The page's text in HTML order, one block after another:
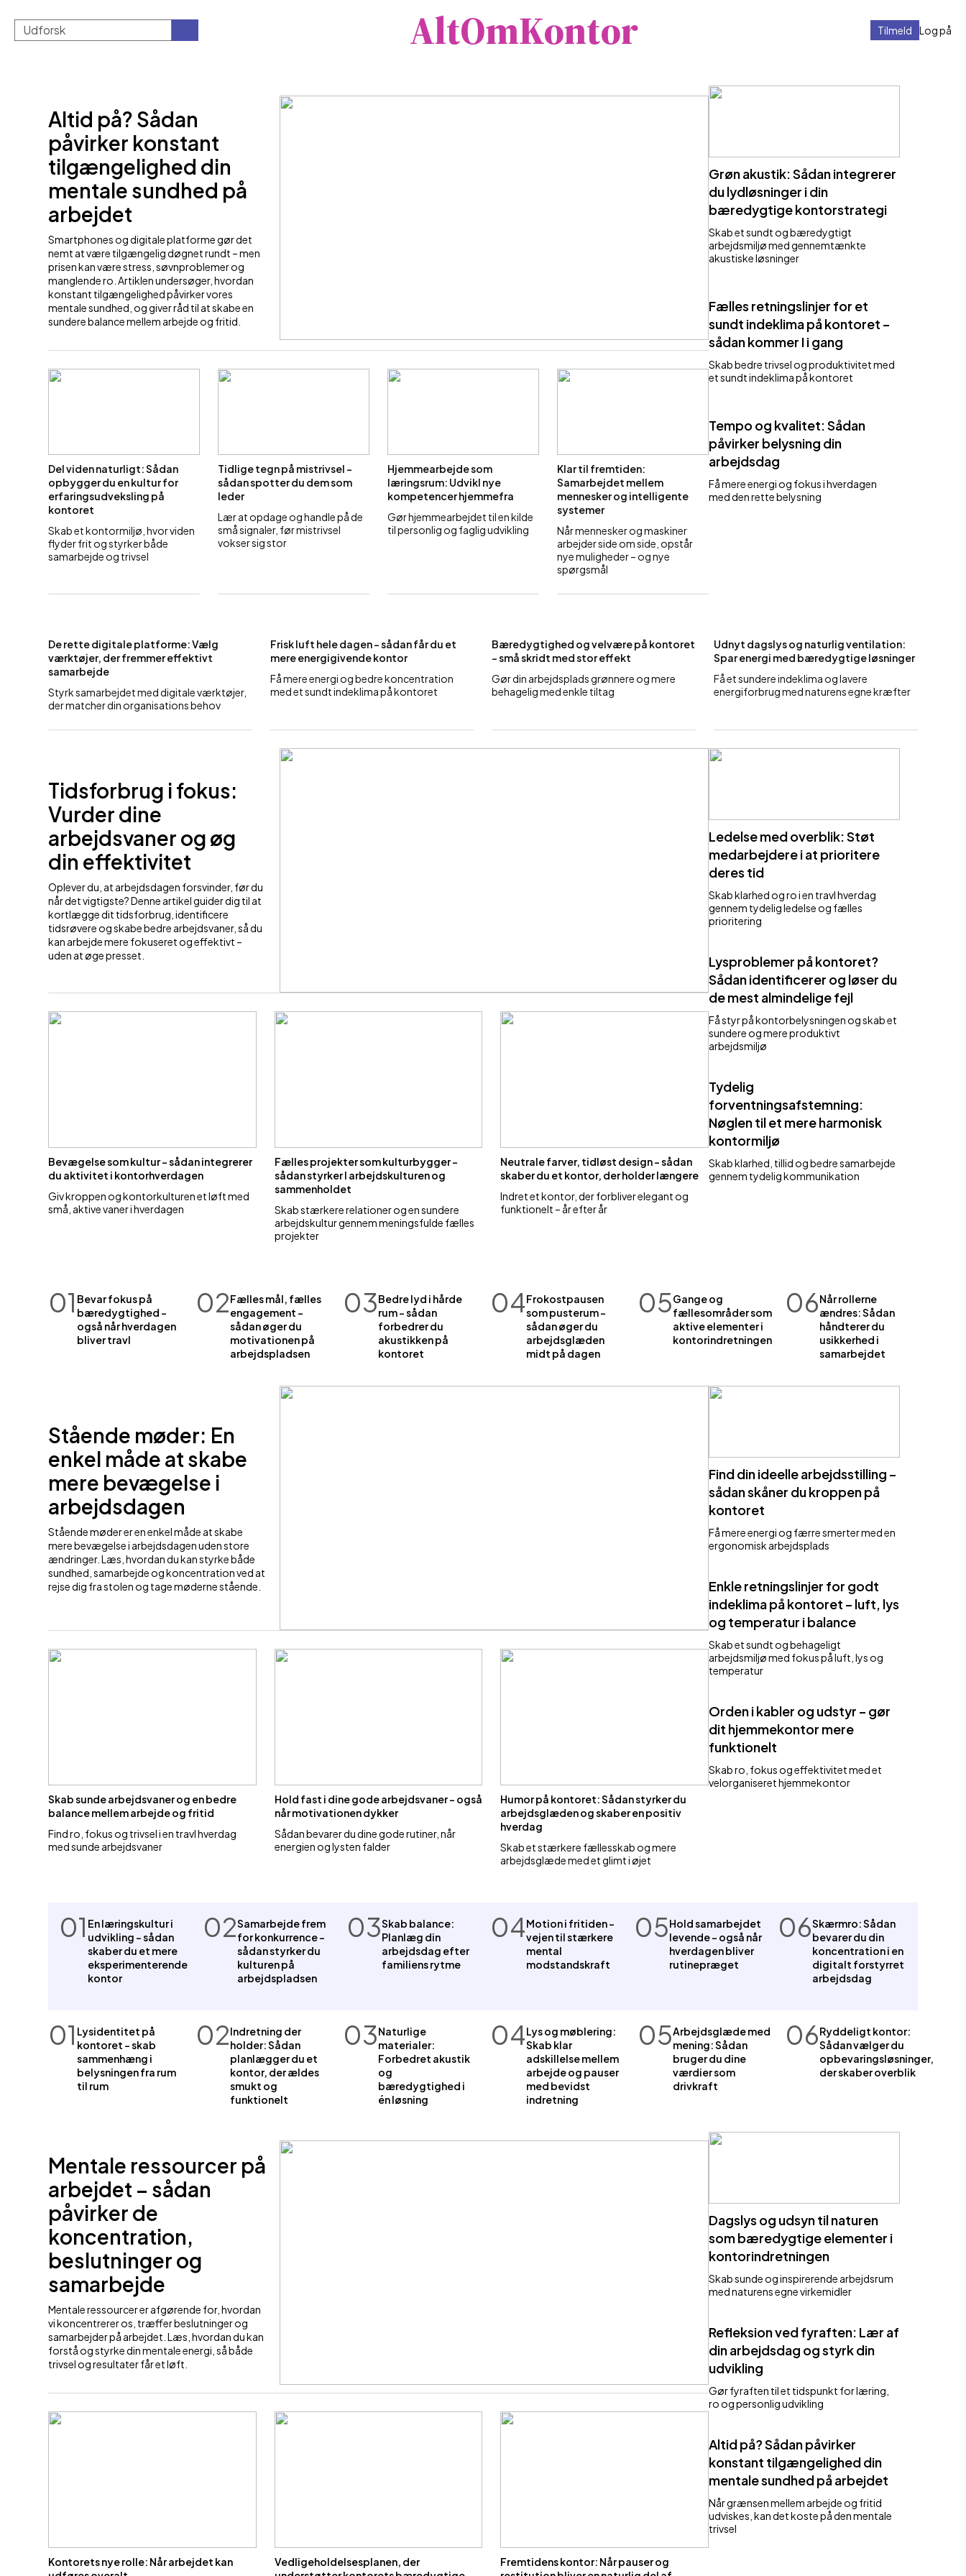
AltOmKontor Log på
Tilmeld
Altid på? Sådan
påvirker konstant
tilgængelighed din
mentale sundhed på
arbejdet
Smartphones og digitale platforme gør det
nemt at være tilgængelig døgnet rundt – men
prisen kan være stress, søvnproblemer og
manglende ro. Artiklen undersøger, hvordan
konstant tilgængelighed påvirker vores
mentale sundhed, og giver råd til at skabe en
sundere balance mellem arbejde og fritid.
Del viden naturligt: Sådan
opbygger du en kultur for
erfaringsudveksling på
kontoret
Skab et kontormiljø, hvor viden
flyder frit og styrker både
samarbejde og trivsel
Tidlige tegn på mistrivsel –
sådan spotter du dem som
leder
Lær at opdage og handle på de
små signaler, før mistrivsel
vokser sig stor
Hjemmearbejde som
læringsrum: Udvikl nye
kompetencer hjemmefra
Gør hjemmearbejdet til en kilde
til personlig og faglig udvikling
Klar til fremtiden:
Samarbejdet mellem
mennesker og intelligente
systemer
Når mennesker og maskiner
arbejder side om side, opstår
nye muligheder – og nye
spørgsmål
Grøn akustik: Sådan integrerer
du lydløsninger i din
bæredygtige kontorstrategi
Skab et sundt og bæredygtigt
arbejdsmiljø med gennemtænkte
akustiske løsninger
Fælles retningslinjer for et
sundt indeklima på kontoret –
sådan kommer I i gang
Skab bedre trivsel og produktivitet med
et sundt indeklima på kontoret
Tempo og kvalitet: Sådan
påvirker belysning din
arbejdsdag
Få mere energi og fokus i hverdagen
med den rette belysning
De rette digitale platforme: Vælg
værktøjer, der fremmer effektivt
samarbejde
Styrk samarbejdet med digitale værktøjer,
der matcher din organisations behov
Frisk luft hele dagen – sådan får du et
mere energigivende kontor
Få mere energi og bedre koncentration
med et sundt indeklima på kontoret
Bæredygtighed og velvære på kontoret
– små skridt med stor effekt
Gør din arbejdsplads grønnere og mere
behagelig med enkle tiltag
Udnyt dagslys og naturlig ventilation:
Spar energi med bæredygtige løsninger
Få et sundere indeklima og lavere
energiforbrug med naturens egne kræfter
Tidsforbrug i fokus:
Vurder dine
arbejdsvaner og øg
din effektivitet
Oplever du, at arbejdsdagen forsvinder, før du
når det vigtigste? Denne artikel guider dig til at
kortlægge dit tidsforbrug, identificere
tidsrøvere og skabe bedre arbejdsvaner, så du
kan arbejde mere fokuseret og effektivt –
uden at øge presset.
Bevægelse som kultur – sådan integrerer
du aktivitet i kontorhverdagen
Giv kroppen og kontorkulturen et løft med
små, aktive vaner i hverdagen
Fælles projekter som kulturbygger –
sådan styrker I arbejdskulturen og
sammenholdet
Skab stærkere relationer og en sundere
arbejdskultur gennem meningsfulde fælles
projekter
Neutrale farver, tidløst design – sådan
skaber du et kontor, der holder længere
Indret et kontor, der forbliver elegant og
funktionelt – år efter år
Ledelse med overblik: Støt
medarbejdere i at prioritere
deres tid
Skab klarhed og ro i en travl hverdag
gennem tydelig ledelse og fælles
prioritering
Lysproblemer på kontoret?
Sådan identificerer og løser du
de mest almindelige fejl
Få styr på kontorbelysningen og skab et
sundere og mere produktivt
arbejdsmiljø
Tydelig
forventningsafstemning:
Nøglen til et mere harmonisk
kontormiljø
Skab klarhed, tillid og bedre samarbejde
gennem tydelig kommunikation
01 Bevar fokus på
bæredygtighed –
også når hverdagen
bliver travl
02Fælles mål, fælles
engagement –
sådan øger du
motivationen på
arbejdspladsen
03Bedre lyd i hårde
rum – sådan
forbedrer du
akustikken på
kontoret
04Frokostpausen
som pusterum –
sådan øger du
arbejdsglæden
midt på dagen
05Gange og
fællesområder som
aktive elementer i
kontorindretningen
06Når rollerne
ændres: Sådan
håndterer du
usikkerhed i
samarbejdet
Stående møder: En
enkel måde at skabe
mere bevægelse i
arbejdsdagen
Stående møder er en enkel måde at skabe
mere bevægelse i arbejdsdagen uden store
ændringer. Læs, hvordan du kan styrke både
sundhed, samarbejde og koncentration ved at
rejse dig fra stolen og tage møderne stående.
Skab sunde arbejdsvaner og en bedre
balance mellem arbejde og fritid
Find ro, fokus og trivsel i en travl hverdag
med sunde arbejdsvaner
Hold fast i dine gode arbejdsvaner – også
når motivationen dykker
Sådan bevarer du dine gode rutiner, når
energien og lysten falder
Humor på kontoret: Sådan styrker du
arbejdsglæden og skaber en positiv
hverdag
Skab et stærkere fællesskab og mere
arbejdsglæde med et glimt i øjet
Find din ideelle arbejdsstilling –
sådan skåner du kroppen på
kontoret
Få mere energi og færre smerter med en
ergonomisk arbejdsplads
Enkle retningslinjer for godt
indeklima på kontoret – luft, lys
og temperatur i balance
Skab et sundt og behageligt
arbejdsmiljø med fokus på luft, lys og
temperatur
Orden i kabler og udstyr – gør
dit hjemmekontor mere
funktionelt
Skab ro, fokus og effektivitet med et
velorganiseret hjemmekontor
01 En læringskultur i
udvikling – sådan
skaber du et mere
eksperimenterende
kontor
02Samarbejde frem
for konkurrence –
sådan styrker du
kulturen på
arbejdspladsen
03Skab balance:
Planlæg din
arbejdsdag efter
familiens rytme
04Motion i fritiden –
vejen til stærkere
mental
modstandskraft
05Hold samarbejdet
levende – også når
hverdagen bliver
rutinepræget
06Skærmro: Sådan
bevarer du din
koncentration i en
digitalt forstyrret
arbejdsdag
01 Lysidentitet på
kontoret – skab
sammenhæng i
belysningen fra rum
til rum
02Indretning der
holder: Sådan
planlægger du et
kontor, der ældes
smukt og
funktionelt
03Naturlige
materialer:
Forbedret akustik
og
bæredygtighed i
én løsning
04Lys og møblering:
Skab klar
adskillelse mellem
arbejde og pauser
med bevidst
indretning
05Arbejdsglæde med
mening: Sådan
bruger du dine
værdier som
drivkraft
06Ryddeligt kontor:
Sådan vælger du
opbevaringsløsninger,
der skaber overblik
Mentale ressourcer på
arbejdet – sådan
påvirker de
koncentration,
beslutninger og
samarbejde
Mentale ressourcer er afgørende for, hvordan
vi koncentrerer os, træffer beslutninger og
samarbejder på arbejdet. Læs, hvordan du kan
forstå og styrke din mentale energi, så både
trivsel og resultater får et løft.
Kontorets nye rolle: Når arbejdet kan
Vedligeholdelsesplanen, der
Fremtidens kontor: Når pauser og
Dagslys og udsyn til naturen
som bæredygtige elementer i
kontorindretningen
Skab sunde og inspirerende arbejdsrum
med naturens egne virkemidler
Refleksion ved fyraften: Lær af
din arbejdsdag og styrk din
udvikling
Gør fyraften til et tidspunkt for læring,
ro og personlig udvikling
Altid på? Sådan påvirker
konstant tilgængelighed din
mentale sundhed på arbejdet
Når grænsen mellem arbejde og fritid
udviskes, kan det koste på den mentale
trivsel